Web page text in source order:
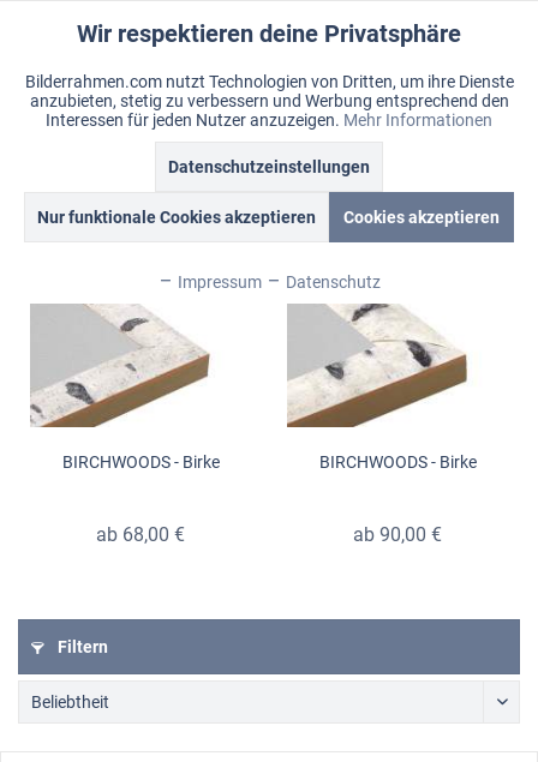
Warenkorb
Merkzettel Mein Konto
Menü
Topseller
BIRCHWOODS - Birke
ab 68,00 €
BIRCHWOODS - Birke
ab 90,00 €
Filtern
Funktionale Aktiv
Marketing Inaktiv
Inaktiv
Inaktiv
Wir respektieren deine Privatsphäre
Bilderrahmen.com nutzt Technologien von Dritten, um ihre Dienste
anzubieten, stetig zu verbessern und Werbung entsprechend den
Interessen für jeden Nutzer anzuzeigen. Mehr Informationen
Datenschutzeinstellungen
Nur funktionale Cookies akzeptieren Cookies akzeptieren
Impressum Datenschutz